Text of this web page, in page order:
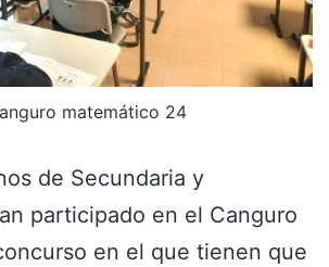
matemático 24
de Secundaria y
participado en el Canguro
en el que tienen que